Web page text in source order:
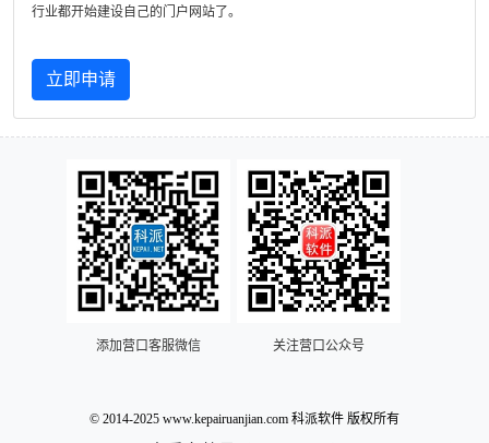
行业都开始建设自己的门户网站了。
立即申请
添加营口客服微信 关注营口公众号
© 2014-2025 www.kepairuanjian.com 科派软件 版权所有